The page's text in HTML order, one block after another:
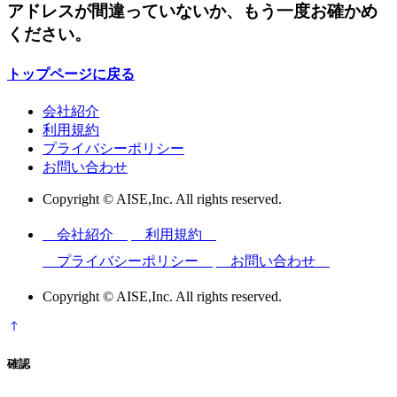
アドレスが間違っていないか、もう一度お確かめ
ください。
トップページに戻る
会社紹介
利用規約
プライバシーポリシー
お問い合わせ
Copyright © AISE,Inc. All rights reserved.
会社紹介
利用規約
プライバシーポリシー
お問い合わせ
Copyright © AISE,Inc. All rights reserved.
確認